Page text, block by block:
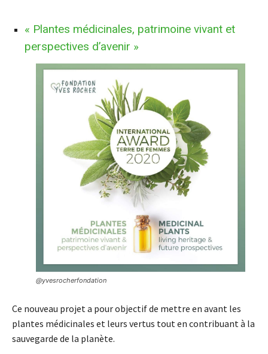
« Plantes médicinales, patrimoine vivant et
perspectives d’avenir »
@yvesrocherfondation
Ce nouveau projet a pour objectif de mettre en avant les
plantes médicinales et leurs vertus tout en contribuant à la
sauvegarde de la planète.